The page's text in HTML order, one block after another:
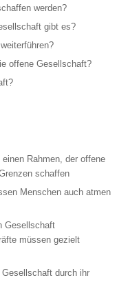
werden?
gibt es?
offene Gesellschaft?
Rahmen, der offene
schaffen
Menschen auch atmen
Gesellschaft
müssen gezielt
durch ihr